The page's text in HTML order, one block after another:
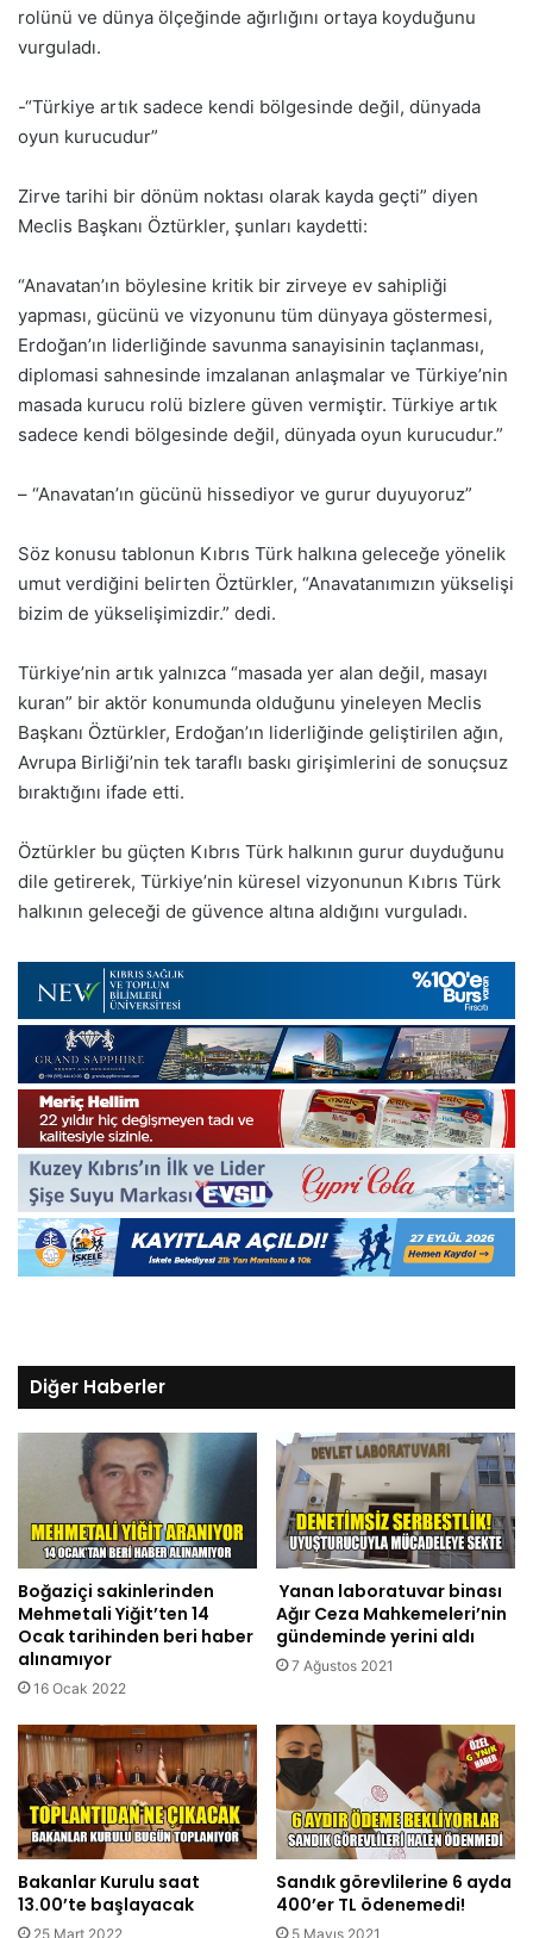
rolünü ve dünya ölçeğinde ağırlığını ortaya koyduğunu
vurguladı.
-“Türkiye artık sadece kendi bölgesinde değil, dünyada
oyun kurucudur”
Zirve tarihi bir dönüm noktası olarak kayda geçti” diyen
Meclis Başkanı Öztürkler, şunları kaydetti:
“Anavatan’ın böylesine kritik bir zirveye ev sahipliği
yapması, gücünü ve vizyonunu tüm dünyaya göstermesi,
Erdoğan’ın liderliğinde savunma sanayisinin taçlanması,
diplomasi sahnesinde imzalanan anlaşmalar ve Türkiye’nin
masada kurucu rolü bizlere güven vermiştir. Türkiye artık
sadece kendi bölgesinde değil, dünyada oyun kurucudur.”
– “Anavatan’ın gücünü hissediyor ve gurur duyuyoruz”
Söz konusu tablonun Kıbrıs Türk halkına geleceğe yönelik
umut verdiğini belirten Öztürkler, “Anavatanımızın yükselişi
bizim de yükselişimizdir.” dedi.
Türkiye’nin artık yalnızca “masada yer alan değil, masayı
kuran” bir aktör konumunda olduğunu yineleyen Meclis
Başkanı Öztürkler, Erdoğan’ın liderliğinde geliştirilen ağın,
Avrupa Birliği’nin tek taraflı baskı girişimlerini de sonuçsuz
bıraktığını ifade etti.
Öztürkler bu güçten Kıbrıs Türk halkının gurur duyduğunu
dile getirerek, Türkiye’nin küresel vizyonunun Kıbrıs Türk
halkının geleceği de güvence altına aldığını vurguladı.
Diğer Haberler
Boğaziçi sakinlerinden
Mehmetali Yiğit’ten 14
Ocak tarihinden beri haber
alınamıyor
16 Ocak 2022
Yanan laboratuvar binası
Ağır Ceza Mahkemeleri’nin
gündeminde yerini aldı
7 Ağustos 2021
Bakanlar Kurulu saat
13.00’te başlayacak
25 Mart 2022
Sandık görevlilerine 6 ayda
400’er TL ödenemedi!
5 Mayıs 2021